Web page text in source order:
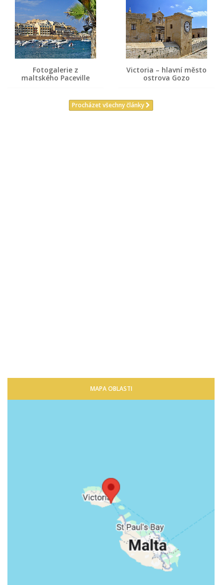
Fotogalerie z
maltského Paceville
Victoria – hlavní město
ostrova Gozo
Procházet všechny články
MAPA OBLASTI